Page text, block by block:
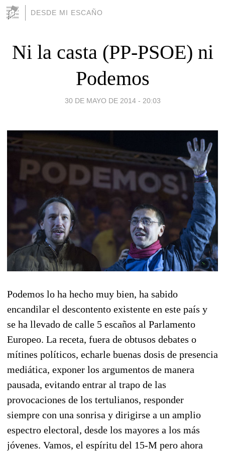
DESDE MI ESCAÑO
Ni la casta (PP-PSOE) ni
Podemos
30 DE MAYO DE 2014 - 20:03
Podemos lo ha hecho muy bien, ha sabido
encandilar el descontento existente en este país y
se ha llevado de calle 5 escaños al Parlamento
Europeo. La receta, fuera de obtusos debates o
mítines políticos, echarle buenas dosis de presencia
mediática, exponer los argumentos de manera
pausada, evitando entrar al trapo de las
provocaciones de los tertulianos, responder
siempre con una sonrisa y dirigirse a un amplio
espectro electoral, desde los mayores a los más
jóvenes. Vamos, el espíritu del 15-M pero ahora